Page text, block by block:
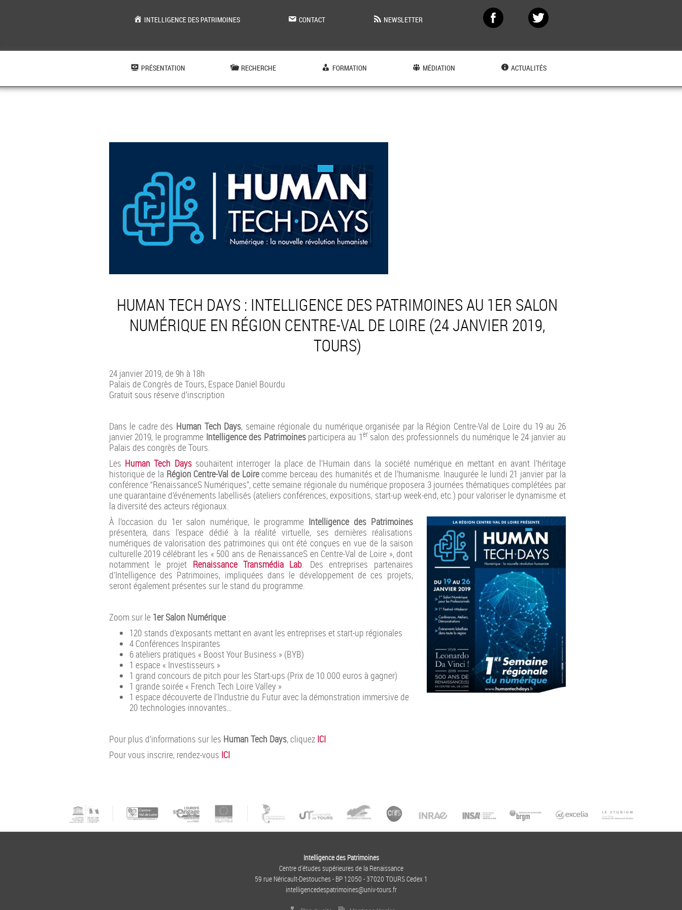
INTELLIGENCE DES PATRIMOINES CONTACT NEWSLETTER
PRÉSENTATION RECHERCHE FORMATION MÉDIATION ACTUALITÉS
HUMAN TECH DAYS : INTELLIGENCE DES PATRIMOINES AU 1ER SALON
NUMÉRIQUE EN RÉGION CENTRE-VAL DE LOIRE (24 JANVIER 2019,
TOURS)
24 janvier 2019, de 9h à 18h
Palais de Congrès de Tours, Espace Daniel Bourdu
Gratuit sous réserve d’inscription
Dans le cadre des Human Tech Days, semaine régionale du numérique organisée par la Région Centre-Val de Loire du 19 au 26
janvier 2019, le programme Intelligence des Patrimoinesparticipera au 1ersalon des professionnels du numérique le 24 janvier au
Palais des congrès de Tours.
Les Human Tech Dayssouhaitent interroger la place de l’Humain dans la société numérique en mettant en avant l’héritage
historique de la Région Centre-Val de Loirecomme berceau des humanités et de l’humanisme. Inaugurée le lundi 21 janvier par la
conférence “RenaissanceS Numériques”, cette semaine régionale du numérique proposera 3 journées thématiques complétées par
une quarantaine d’événements labellisés (ateliers conférences, expositions, start-up week-end, etc.) pour valoriser le dynamisme et
la diversité des acteurs régionaux.
À l’occasion du 1er salon numérique, le programme Intelligence des Patrimoines
présentera, dans l’espace dédié à la réalité virtuelle, ses dernières réalisations
numériques de valorisation des patrimoines qui ont été conçues en vue de la saison
culturelle 2019 célébrant les « 500 ans de RenaissanceS en Centre-Val de Loire », dont
notamment le projet Renaissance Transmédia Lab. Des entreprises partenaires
d’Intelligence des Patrimoines, impliquées dans le développement de ces projets,
seront également présentes sur le stand du programme.
Zoom sur le 1er Salon Numérique:
120 stands d’exposants mettant en avant les entreprises et start-up régionales
4 Conférences Inspirantes
6 ateliers pratiques « Boost Your Business » (BYB)
1 espace « Investisseurs »
1 grand concours de pitch pour les Start-ups (Prix de 10 000 euros à gagner)
1 grande soirée « French Tech Loire Valley »
1 espace découverte de l’Industrie du Futur avec la démonstration immersive de
20 technologies innovantes…
Pour plus d’informations sur les Human Tech Days, cliquez ICI
Pour vous inscrire, rendez-vous ICI
Intelligence des Patrimoines
Centre d'études supérieures de la Renaissance
59 rue Néricault-Destouches - BP 12050 - 37020 TOURS Cedex 1
intelligencedespatrimoines@univ-tours.fr